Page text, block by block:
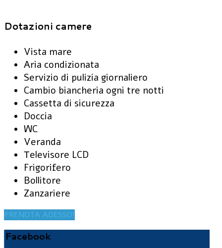
Dotazioni camere
Vista mare
Aria condizionata
Servizio di pulizia giornaliero
Cambio biancheria ogni tre notti
Cassetta di sicurezza
Doccia
WC
Veranda
Τelevisore LCD
Frigorifero
Bollitore
Zanzariere
PRENOTA ADESSO!
Facebook